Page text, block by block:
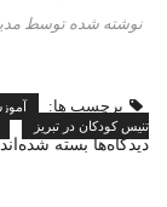
نوشته شده توسط
برچسب ها:
تنیس کودکان در تبریز
دیدگاه‌ها بسته